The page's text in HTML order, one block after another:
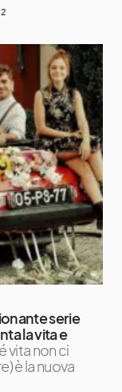
serie
la vita e
vita non ci
è la nuova